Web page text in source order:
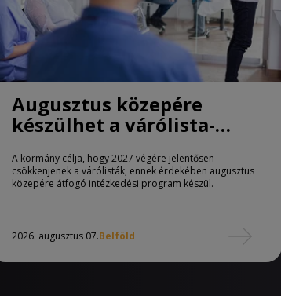
Augusztus közepére
készülhet a várólista-
A kormány célja, hogy 2027 végére jelentősen
csökkenjenek a várólisták, ennek érdekében augusztus
közepére átfogó intézkedési program készül.
2026. augusztus 07.Belföld